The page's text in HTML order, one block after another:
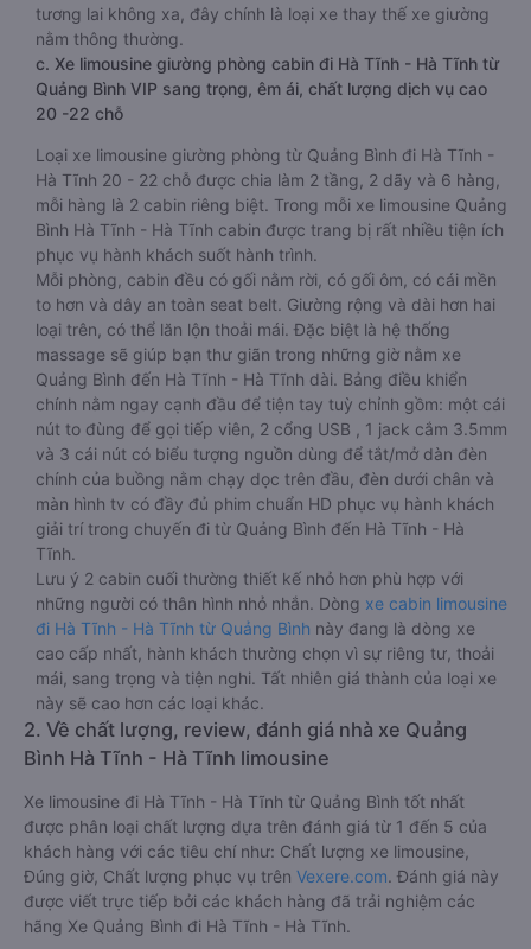
tương lai không xa, đây chính là loại xe thay thế xe giường
nằm thông thường.
c. Xe limousine giường phòng cabin đi Hà Tĩnh - Hà Tĩnh từ
Quảng Bình VIP sang trọng, êm ái, chất lượng dịch vụ cao
20 -22 chỗ
Loại xe limousine giường phòng từ Quảng Bình đi Hà Tĩnh -
Hà Tĩnh 20 - 22 chỗ được chia làm 2 tầng, 2 dãy và 6 hàng,
mỗi hàng là 2 cabin riêng biệt. Trong mỗi xe limousine Quảng
Bình Hà Tĩnh - Hà Tĩnh cabin được trang bị rất nhiều tiện ích
phục vụ hành khách suốt hành trình.
Mỗi phòng, cabin đều có gối nằm rời, có gối ôm, có cái mền
to hơn và dây an toàn seat belt. Giường rộng và dài hơn hai
loại trên, có thể lăn lộn thoải mái. Đặc biệt là hệ thống
massage sẽ giúp bạn thư giãn trong những giờ nằm xe
Quảng Bình đến Hà Tĩnh - Hà Tĩnh dài. Bảng điều khiển
chính nằm ngay cạnh đầu để tiện tay tuỳ chỉnh gồm: một cái
nút to đùng để gọi tiếp viên, 2 cổng USB , 1 jack cắm 3.5mm
và 3 cái nút có biểu tượng nguồn dùng để tắt/mở dàn đèn
chính của buồng nằm chạy dọc trên đầu, đèn dưới chân và
màn hình tv có đầy đủ phim chuẩn HD phục vụ hành khách
giải trí trong chuyến đi từ Quảng Bình đến Hà Tĩnh - Hà
Tĩnh.
Lưu ý 2 cabin cuối thường thiết kế nhỏ hơn phù hợp với
những người có thân hình nhỏ nhắn. Dòng xe cabin limousine
đi Hà Tĩnh - Hà Tĩnh từ Quảng Bình này đang là dòng xe
cao cấp nhất, hành khách thường chọn vì sự riêng tư, thoải
mái, sang trọng và tiện nghi. Tất nhiên giá thành của loại xe
này sẽ cao hơn các loại khác.
2. Về chất lượng, review, đánh giá nhà xe Quảng
Bình Hà Tĩnh - Hà Tĩnh limousine
Xe limousine đi Hà Tĩnh - Hà Tĩnh từ Quảng Bình tốt nhất
được phân loại chất lượng dựa trên đánh giá từ 1 đến 5 của
khách hàng với các tiêu chí như: Chất lượng xe limousine,
Đúng giờ, Chất lượng phục vụ trên Vexere.com. Đánh giá này
được viết trực tiếp bởi các khách hàng đã trải nghiệm các
hãng Xe Quảng Bình đi Hà Tĩnh - Hà Tĩnh.